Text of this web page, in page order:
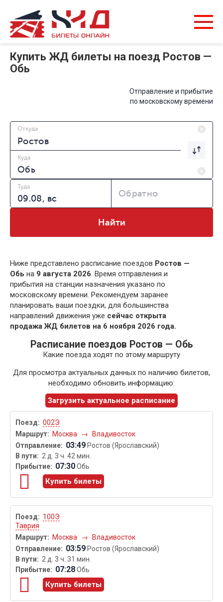
Купить ЖД билеты на поезд Ростов —
Обь
Отправление и прибытие
по московскому времени
Откуда
Куда
Туда
Обратно
Найти
Ниже представлено расписание поездов Ростов —
Обь на 9 августа 2026. Время отправления и
прибытия на станции назначения указано по
московскому времени. Рекомендуем заранее
планировать ваши поездки, для большинства
направлений движения уже сейчас открыта
продажа ЖД билетов на 6 ноября 2026 года.
Расписание поездов Ростов — Обь
Какие поезда ходят по этому маршруту
Для просмотра актуальных данных по наличию билетов,
необходимо обновить информацию:
Загрузить актуальное расписание
002Э
Москва
→ Владивосток
03:49 Ростов (Ярославский)
2 д. 3 ч. 42 мин.
07:30Обь
Купить билеты
100Э
Таврия
Москва
→ Владивосток
03:59 Ростов (Ярославский)
2 д. 3 ч. 31 мин.
07:28Обь
Купить билеты